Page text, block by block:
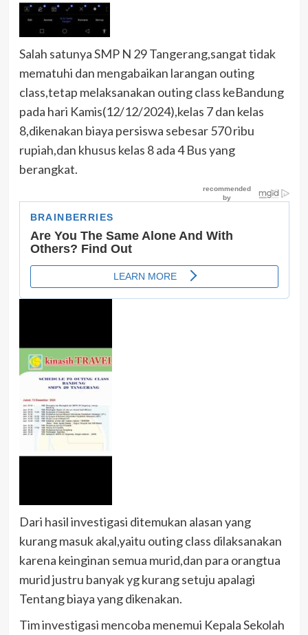
Salah satunya SMP N 29 Tangerang,sangat tidak
mematuhi dan mengabaikan larangan outing
class,tetap melaksanakan outing class keBandung
pada hari Kamis(12/12/2024),kelas 7 dan kelas
8,dikenakan biaya persiswa sebesar 570 ribu
rupiah,dan khusus kelas 8 ada 4 Bus yang
berangkat.
Dari hasil investigasi ditemukan alasan yang
kurang masuk akal,yaitu outing class dilaksanakan
karena keinginan semua murid,dan para orangtua
murid justru banyak yg kurang setuju apalagi
Tentang biaya yang dikenakan.
Tim investigasi mencoba menemui Kepala Sekolah